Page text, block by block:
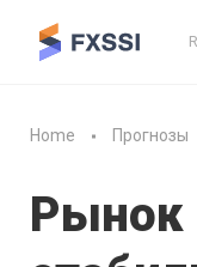
Home Прогнозы
Рынок